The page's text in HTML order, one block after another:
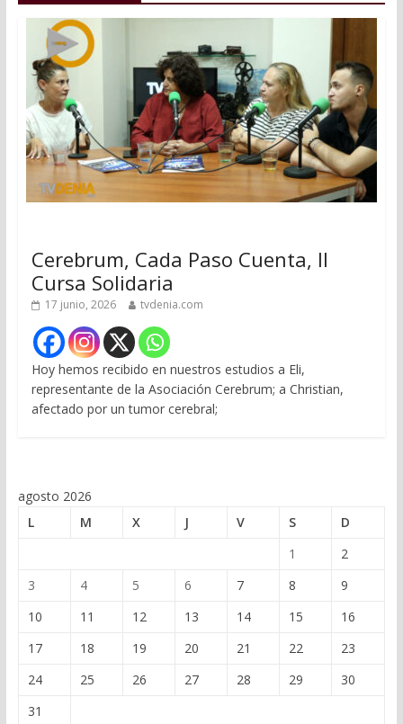
Cerebrum, Cada Paso Cuenta, II
Cursa Solidaria
17 junio, 2026 tvdenia.com
Hoy hemos recibido en nuestros estudios a Eli,
representante de la Asociación Cerebrum; a Christian,
afectado por un tumor cerebral;
agosto 2026
L
M X J V S
D
1
2
3
4 5 6 7 8
9
10
11 12 13 14 15
16
17
18 19 20 21 22
23
24
25 26 27 28 29
30
31